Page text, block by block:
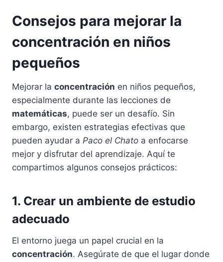
Consejos para mejorar la
concentración en niños
pequeños
Mejorar la concentración en niños pequeños,
especialmente durante las lecciones de
matemáticas, puede ser un desafío. Sin
embargo, existen estrategias efectivas que
pueden ayudar a Paco el Chato a enfocarse
mejor y disfrutar del aprendizaje. Aquí te
compartimos algunos consejos prácticos:
1. Crear un ambiente de estudio
adecuado
El entorno juega un papel crucial en la
concentración. Asegúrate de que el lugar donde